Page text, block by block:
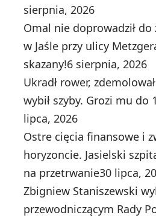
sierpnia, 2026
Omal nie doprowadził
w Jaśle przy ulicy
skazany!6 sierpnia, 2026
Ukradł rower,
wybił szyby. Grozi mu do
lipca, 2026
Ostre cięcia finansowe i
horyzoncie. Jasielski
na przetrwanie30 lipca,
Zbigniew Staniszewski
przewodniczącym Rady